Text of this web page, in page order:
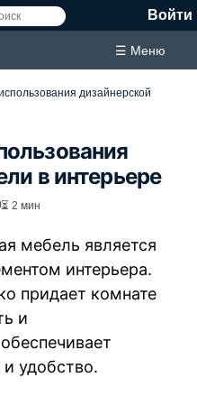
Войти
☰ Меню
дизайнерской
в интерьере
⏳ 2 мин
мебель является
интерьера.
придает комнате
и
удобство.